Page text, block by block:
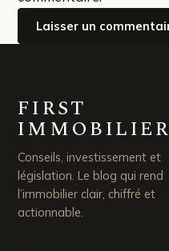
FIRST
IMMOBILIER
Conseils, investissement et
législation. Le blog qui rend
l’immobilier clair, chiffré et
actionnable.